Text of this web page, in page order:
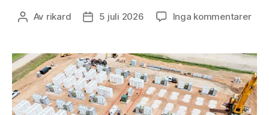
Inläggsförfattare
Av rikard Inläggsdatum
5 juli 2026 Inga kommentarertill
är
nu
än